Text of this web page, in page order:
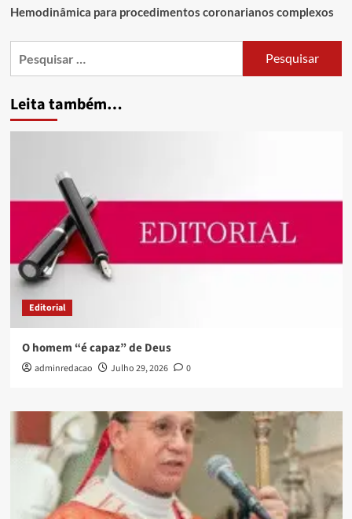
Hemodinâmica para procedimentos coronarianos complexos
Leita também…
Editorial
O homem “é capaz” de Deus
adminredacao Julho 29, 2026 0